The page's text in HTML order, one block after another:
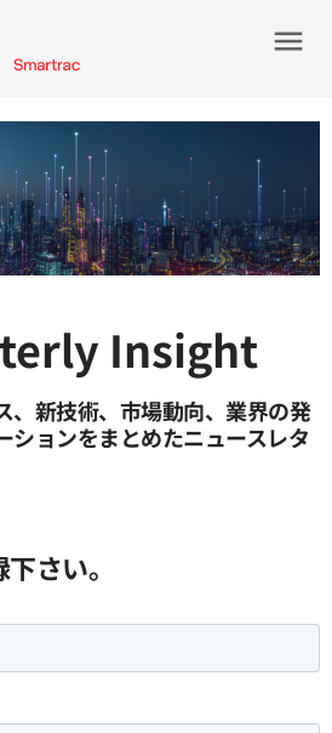
menu
Insight
、新技術、市場動向、業界の発
ションをまとめたニュースレタ
さい。